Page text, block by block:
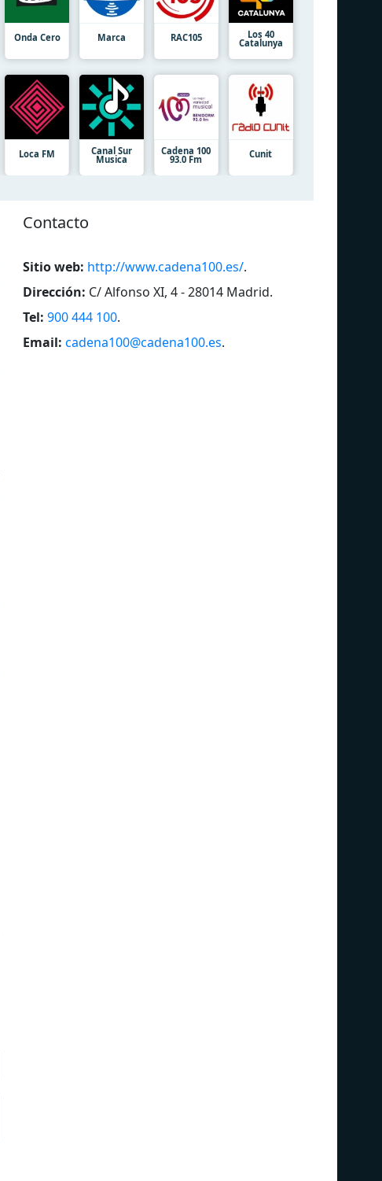
Onda Cero Marca RAC105 Los 40
Catalunya
Loca FM Canal Sur
Musica
Cadena 100
93.0 Fm Cunit
Contacto
Sitio web: http://www.cadena100.es/.
Dirección: C/ Alfonso XI, 4 - 28014 Madrid.
Tel: 900 444 100.
Email: cadena100@cadena100.es.